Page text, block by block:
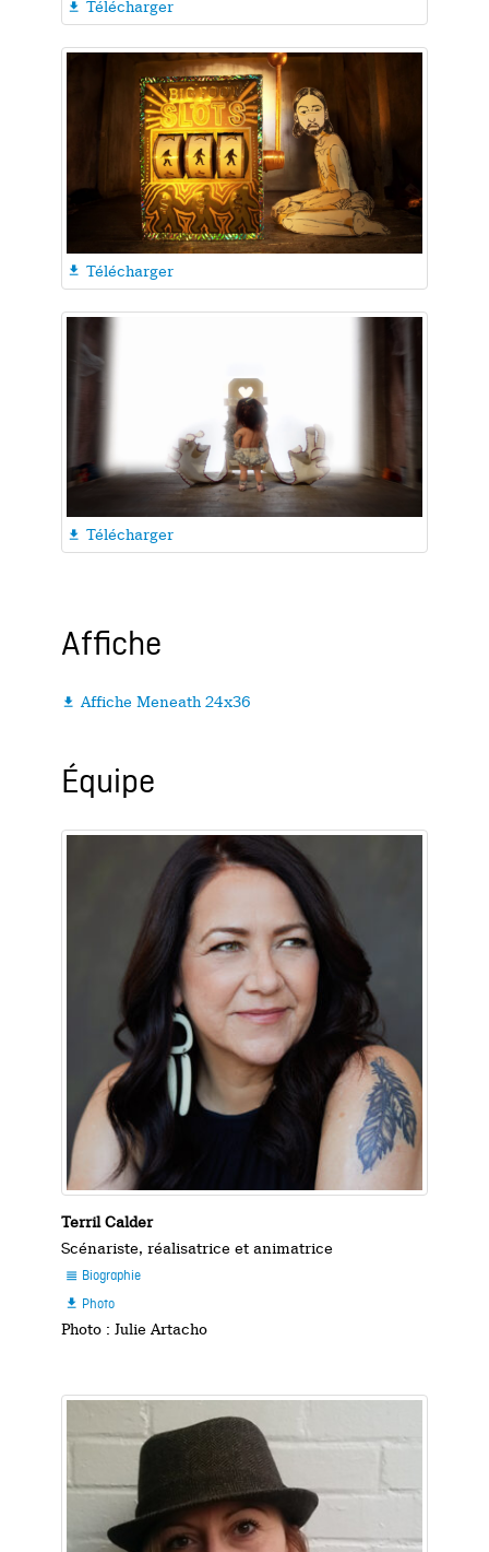
 Télécharger
 Télécharger
 Télécharger
Affiche
 Affiche Meneath 24x36
Équipe
Terril Calder
Scénariste, réalisatrice et animatrice
 Biographie
 Photo
Photo : Julie Artacho